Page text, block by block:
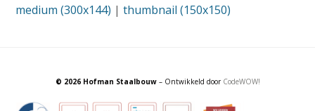
medium (300x144) |thumbnail (150x150)
© 2026 Hofman Staalbouw– Ontwikkeld door CodeWOW!